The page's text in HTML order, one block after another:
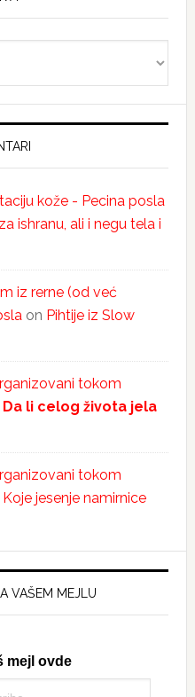
kože - Pecina posla
ishranu, ali i negu tela i
iz rerne (od već
on Pihtije iz Slow
tokom
Da li celog života jela
tokom
Koje jesenje namirnice
VAŠEM MEJLU
mejl ovde